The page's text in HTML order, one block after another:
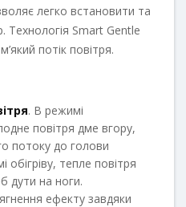
легко встановити та
Технологія Smart Gentle
потік повітря.
. В режимі
повітря дме вгору,
потоку до голови
тепле повітря
дути на ноги.
ефекту завдяки